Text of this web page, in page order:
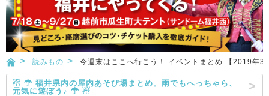
読みもの 今週末はここへ行こう！ イベントまとめ 【2019年3
☃ ☂ 福井県内の屋内あそび場まとめ。雨でもへっちゃら、
元気に遊ぼう♪ ☂ ☃